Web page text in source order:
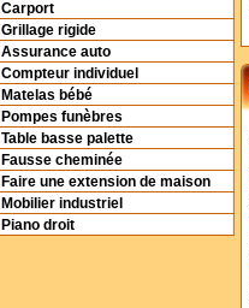
Carport
Grillage rigide
Assurance auto
Compteur individuel
Matelas bébé
Pompes funèbres
Table basse palette
Fausse cheminée
Faire une extension de maison
Mobilier industriel
Piano droit